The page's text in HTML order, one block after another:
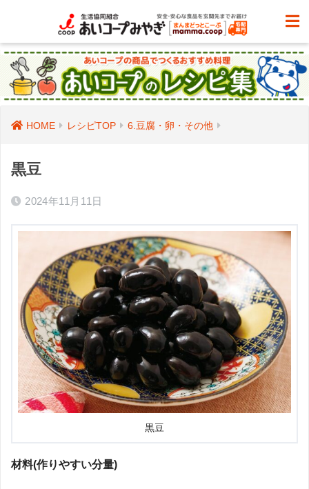
HOME レシピTOP 6.豆腐・卵・その他
黒豆
2024年11月11日
黒豆
材料(作りやすい分量)